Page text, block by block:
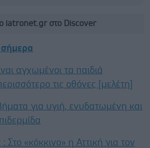
iatronet.gr στο Discover
σήμερα
αγχωμένοι τα παιδιά
τις οθόνες [μελέτη]
για υγιή, ενυδατωμένη και
Στο «κόκκινο» η Αττική για τον